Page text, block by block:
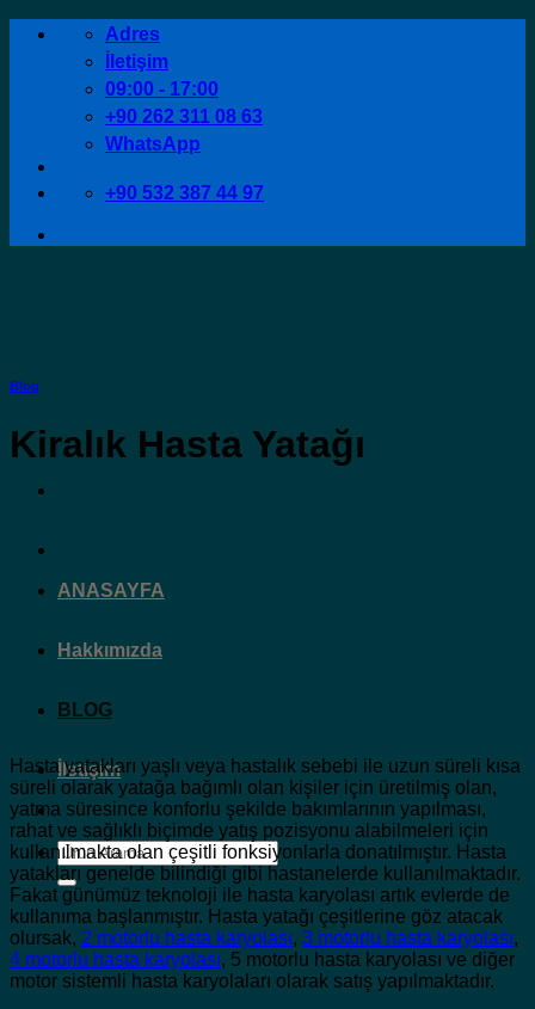
İçeriğe
Adres
İletişim
09:00 - 17:00
+90 262 311 08 63
WhatsApp
+90 532 387 44 97
ANASAYFA
Hakkımızda
BLOG
İletişim
Ara:
Blog
Kiralık Hasta Yatağı
Hasta yatakları yaşlı veya hastalık sebebi ile uzun süreli kısa
süreli olarak yatağa bağımlı olan kişiler için üretilmiş olan,
yatma süresince konforlu şekilde bakımlarının yapılması,
rahat ve sağlıklı biçimde yatış pozisyonu alabilmeleri için
kullanılmakta olan çeşitli fonksiyonlarla donatılmıştır. Hasta
yatakları genelde bilindiği gibi hastanelerde kullanılmaktadır.
Fakat günümüz teknoloji ile hasta karyolası artık evlerde de
kullanıma başlanmıştır. Hasta yatağı çeşitlerine göz atacak
olursak, 2 motorlu hasta karyolası, 3 motorlu hasta karyolası,
4 motorlu hasta karyolası, 5 motorlu hasta karyolası ve diğer
motor sistemli hasta karyolaları olarak satış yapılmaktadır.